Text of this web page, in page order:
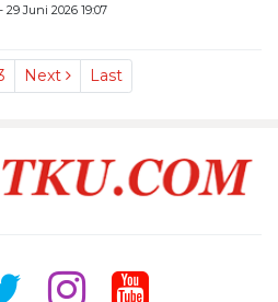
- 29 Juni 2026 19:07
Next Last